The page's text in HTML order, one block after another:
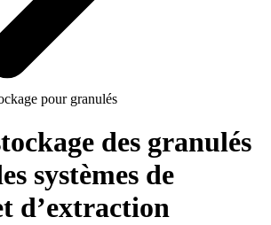
pour granulés
des granulés
systèmes de
d’extraction